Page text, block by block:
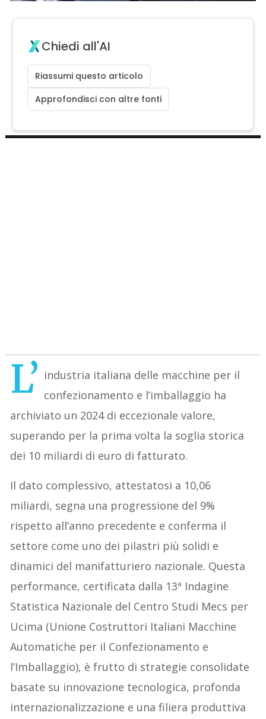
Chiedi all'AI
Riassumi questo articolo
Approfondisci con altre fonti
L’ industria italiana delle macchine per il
confezionamento e l’imballaggio ha
archiviato un 2024 di eccezionale valore,
superando per la prima volta la soglia storica
dei 10 miliardi di euro di fatturato.
Il dato complessivo, attestatosi a 10,06
miliardi, segna una progressione del 9%
rispetto all’anno precedente e conferma il
settore come uno dei pilastri più solidi e
dinamici del manifatturiero nazionale. Questa
performance, certificata dalla 13ª Indagine
Statistica Nazionale del Centro Studi Mecs per
Ucima (Unione Costruttori Italiani Macchine
Automatiche per il Confezionamento e
l’Imballaggio), è frutto di strategie consolidate
basate su innovazione tecnologica, profonda
internazionalizzazione e una filiera produttiva